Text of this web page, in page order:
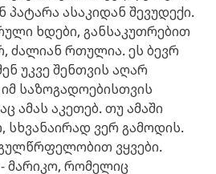
ასაკიდან შევუდექი.
ხდები, განსაკუთრებით
ძალიან რთულია. ეს ბევრ
უკვე შენთვის აღარ
საზოგადოებისთვის
ამას აკეთებ. თუ ამაში
სხვანაირად ვერ გამოდის.
ვყვები.
მარიკო, რომელიც